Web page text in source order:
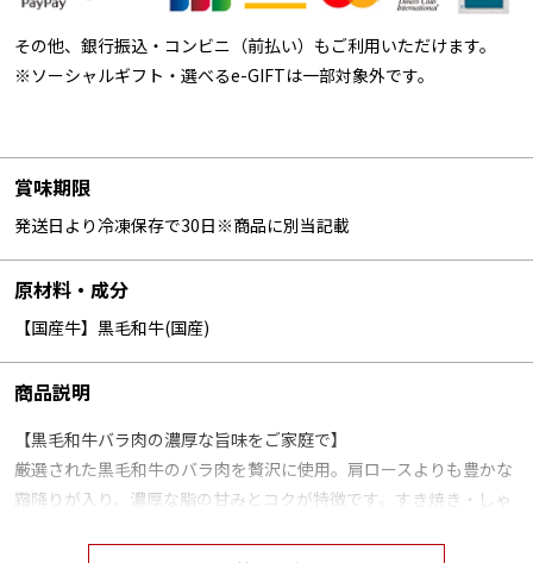
その他、銀行振込・コンビニ（前払い）もご利用いただけます。
※ソーシャルギフト・選べるe-GIFTは一部対象外です。
賞味期限
発送日より冷凍保存で30日※商品に別当記載
原材料・成分
【国産牛】黒毛和牛(国産)
商品説明
【黒毛和牛バラ肉の濃厚な旨味をご家庭で】
厳選された黒毛和牛のバラ肉を贅沢に使用。肩ロースよりも豊かな
霜降りが入り、濃厚な脂の甘みとコクが特徴です。すき焼き・しゃ